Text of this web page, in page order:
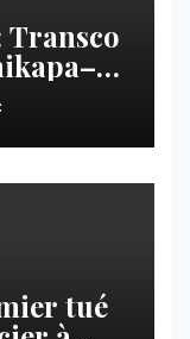
Transco
les
tué